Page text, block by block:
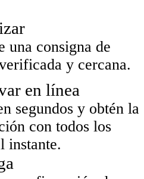
una consigna de
y cercana.
en línea
segundos y obtén la
con todos los
instante.